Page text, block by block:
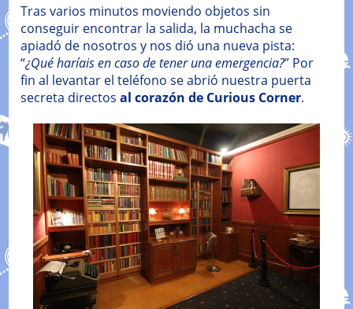
Tras varios minutos moviendo objetos sin
conseguir encontrar la salida, la muchacha se
apiadó de nosotros y nos dió una nueva pista:
“¿Qué haríais en caso de tener una emergencia?” Por
fin al levantar el teléfono se abrió nuestra puerta
secreta directos al corazón de Curious Corner.